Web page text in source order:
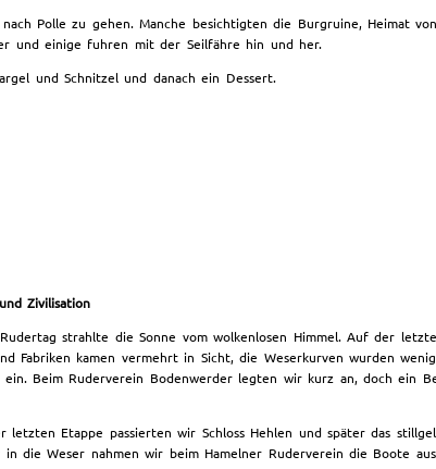
Polle zu gehen. Manche besichtigten die Burgruine, Heimat von
und einige fuhren mit der Seilfähre hin und her.
und Schnitzel und danach ein Dessert.
Zivilisation
strahlte die Sonne vom wolkenlosen Himmel. Auf der
Fabriken kamen vermehrt in Sicht, die Weserkurven wurden
ein. Beim Ruderverein Bodenwerder legten wir kurz an, doch ein
letzten Etappe passierten wir Schloss Hehlen und später das
in die Weser nahmen wir beim Hamelner Ruderverein die Boote